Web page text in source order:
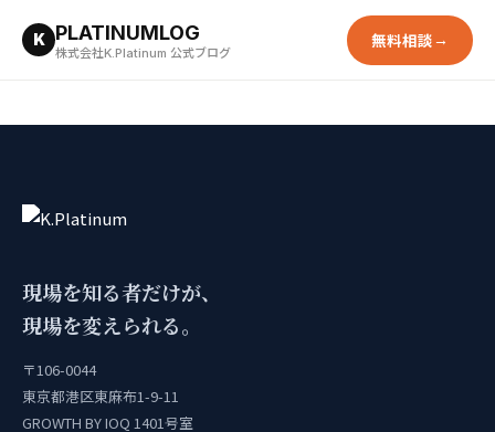
K PLATINUMLOG
株式会社K.Platinum 公式ブログ
無料相談→
現場を知る者だけが、
現場を変えられる。
〒106-0044
東京都港区東麻布1-9-11
GROWTH BY IOQ 1401号室